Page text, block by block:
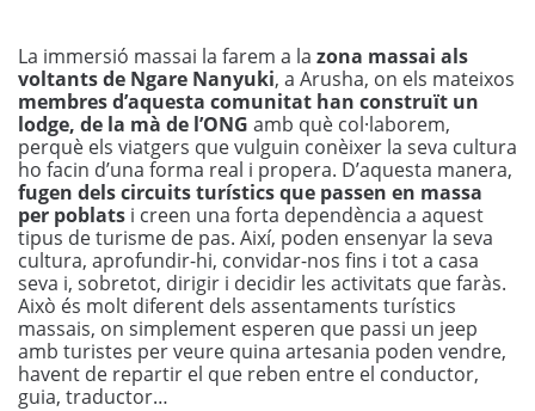
La immersió massai la farem a la zona massai als
voltants de Ngare Nanyuki, a Arusha, on els mateixos
membres d’aquesta comunitat han construït un
lodge, de la mà de l’ONG amb què col·laborem,
perquè els viatgers que vulguin conèixer la seva cultura
ho facin d’una forma real i propera. D’aquesta manera,
fugen dels circuits turístics que passen en massa
per poblats i creen una forta dependència a aquest
tipus de turisme de pas. Així, poden ensenyar la seva
cultura, aprofundir-hi, convidar-nos fins i tot a casa
seva i, sobretot, dirigir i decidir les activitats que faràs.
Això és molt diferent dels assentaments turístics
massais, on simplement esperen que passi un jeep
amb turistes per veure quina artesania poden vendre,
havent de repartir el que reben entre el conductor,
guia, traductor…